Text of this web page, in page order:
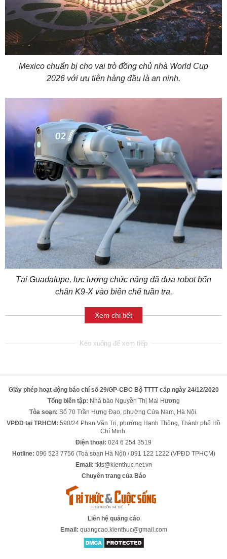
Mexico chuẩn bị cho vai trò đồng chủ nhà World Cup
2026 với ưu tiên hàng đầu là an ninh.
Tại Guadalupe, lực lượng chức năng đã đưa robot bốn
chân K9-X vào biên chế tuần tra.
Xem chi tiết
Giấy phép hoạt động báo chí số 29/GP-CBC Bộ TTTT cấp ngày 24/12/2020
Tổng biên tập: Nhà báo Nguyễn Thị Mai Hương
Tòa soạn: Số 70 Trần Hưng Đạo, phường Cửa Nam, Hà Nội.
VPĐD tại TP.HCM: 590/24 Phan Văn Trị, phường Hạnh Thông, Thành phố Hồ
Chí Minh.
Điện thoại: 024 6 254 3519
Hotline: 096 523 7756 (Toà soạn Hà Nội) / 091 122 1222 (VPĐD TPHCM)
Email: tkts@kienthuc.net.vn
Chuyên trang của Báo
Liên hệ quảng cáo
Email: quangcao.kienthuc@gmail.com